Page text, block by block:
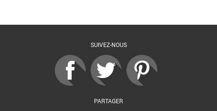
SUIVEZ-NOUS
PARTAGER